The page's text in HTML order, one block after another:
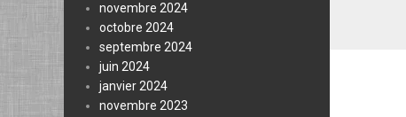
novembre 2024
octobre 2024
septembre 2024
juin 2024
janvier 2024
novembre 2023